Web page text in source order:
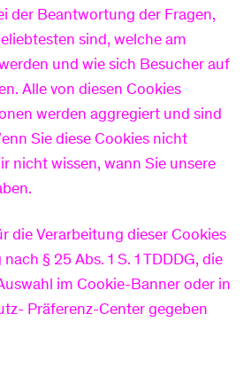
der Beantwortung der Fragen,
sind, welche am
und wie sich Besucher auf
Alle von diesen Cookies
werden aggregiert und sind
Sie diese Cookies nicht
nicht wissen, wann Sie unsere
die Verarbeitung dieser Cookies
§ 25 Abs. 1 S. 1 TDDDG, die
im Cookie-Banner oder in
Präferenz-Center gegeben